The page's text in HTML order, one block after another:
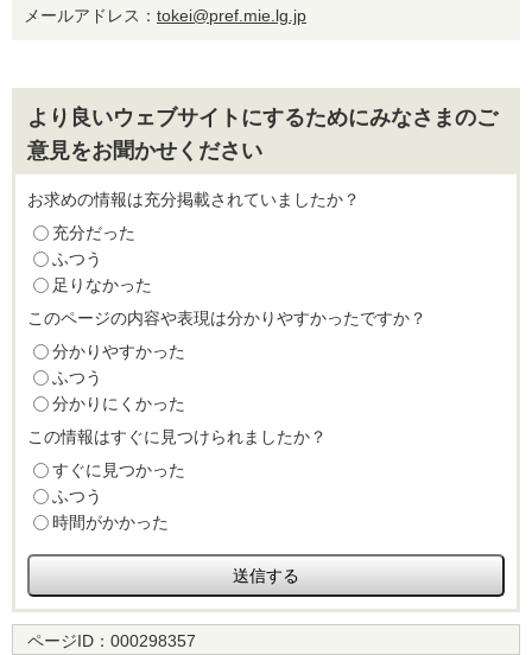
メールアドレス： tokei@pref.mie.lg.jp
より良いウェブサイトにするためにみなさまのご
意見をお聞かせください
お求めの情報は充分掲載されていましたか？
充分だった
ふつう
足りなかった
このページの内容や表現は分かりやすかったですか？
分かりやすかった
ふつう
分かりにくかった
この情報はすぐに見つけられましたか？
すぐに見つかった
ふつう
時間がかかった
ページID： 000298357